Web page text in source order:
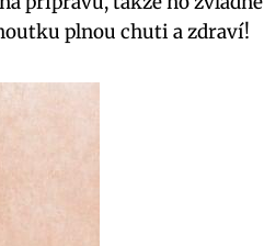
plnou chuti a zdraví!